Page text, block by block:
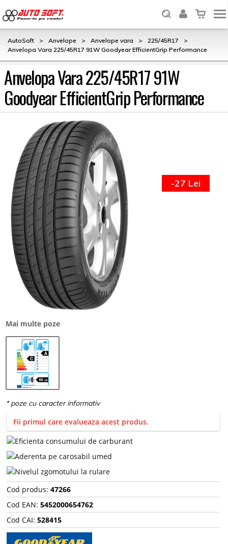
AutoSoft > Anvelope > Anvelope vara > 225/45R17
>
Anvelopa Vara 225/45R17 91W Goodyear EfficientGrip Performance
Anvelopa Vara 225/45R17 91W
Goodyear EfficientGrip Performance
Mai multe poze
-27 Lei
Fii primul care evalueaza acest produs.
Cod produs: 47266
Cod EAN: 5452000654762
Cod CAI: 528415